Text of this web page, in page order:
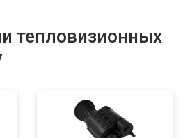
тепловизионных